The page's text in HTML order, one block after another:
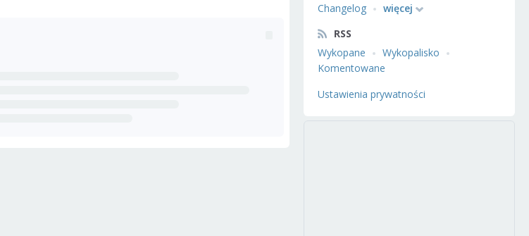
Changelog
więcej
RSS
Wykopane
Wykopalisko
Komentowane
Ustawienia prywatności